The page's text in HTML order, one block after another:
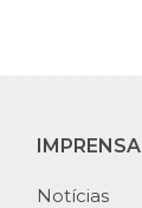
IMPRENSA
Notícias